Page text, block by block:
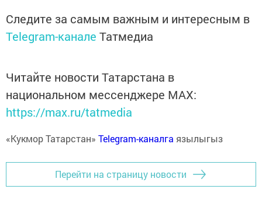
Следите за самым важным и интересным в
Telegram-канале Татмедиа
Читайте новости Татарстана в
национальном мессенджере MАХ:
https://max.ru/tatmedia
«Кукмор Татарстан» Telegram-каналга язылыгыз
Перейти на страницу новости